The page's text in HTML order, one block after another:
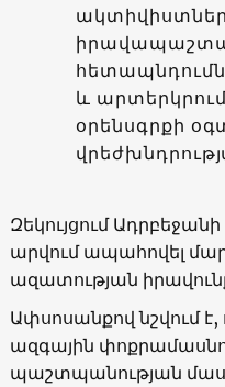
և
օրենսգրքի
Զեկույցում
արվում ապահովել
ազատության
Ափսոսանքով նշվում
ազգային
պաշտպանության